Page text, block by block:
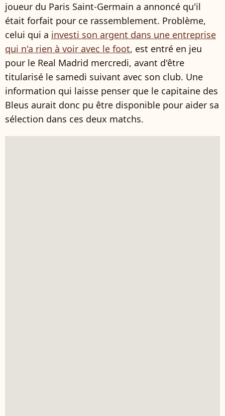
joueur du Paris Saint-Germain a annoncé qu'il
était forfait pour ce rassemblement. Problème,
celui qui a investi son argent dans une entreprise
qui n'a rien à voir avec le foot, est entré en jeu
pour le Real Madrid mercredi, avant d'être
titularisé le samedi suivant avec son club. Une
information qui laisse penser que le capitaine des
Bleus aurait donc pu être disponible pour aider sa
sélection dans ces deux matchs.